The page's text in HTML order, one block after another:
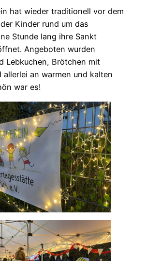
hat wieder traditionell vor dem
Kinder rund um das
Stunde lang ihre Sankt
Angeboten wurden
Lebkuchen, Brötchen mit
allerlei an warmen und kalten
war es!